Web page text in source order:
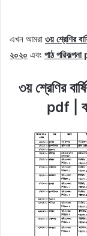
এখন আমরা ৩য় শ্রেণির
২০২০ এবং পাঠ
৩য় শ্রেণির
pdf |